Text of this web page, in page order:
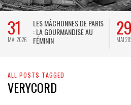
31
MAI 2026
LES MÂCHONNES DE PARIS
: LA GOURMANDISE AU
FÉMININ
29
MAI
ALL POSTS TAGGED
VERYCORD